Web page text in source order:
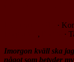
·
, ·
Imorgon kväll ska
något som betyder